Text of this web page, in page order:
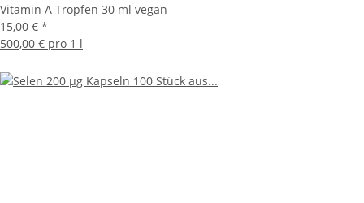
Vitamin A Tropfen 30 ml vegan
15,00 € *
500,00 € pro 1 l